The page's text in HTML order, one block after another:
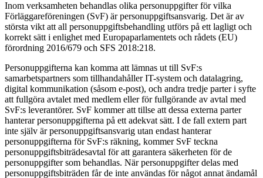
Inom verksamheten behandlas olika personuppgifter för vilka
Förläggareföreningen (SvF) är personuppgiftsansvarig. Det är av
största vikt att all personuppgiftsbehandling utförs på ett lagligt och
korrekt sätt i enlighet med Europaparlamentets och rådets (EU)
förordning 2016/679 och SFS 2018:218.
Personuppgifterna kan komma att lämnas ut till SvF:s
samarbetspartners som tillhandahåller IT-system och datalagring,
digital kommunikation (såsom e-post), och andra tredje parter i syfte
att fullgöra avtalet med medlem eller för fullgörande av avtal med
SvF:s leverantörer. SvF kommer att tillse att dessa externa parter
hanterar personuppgifterna på ett adekvat sätt. I de fall extern part
inte själv är personuppgiftsansvarig utan endast hanterar
personuppgifterna för SvF:s räkning, kommer SvF teckna
personuppgiftsbiträdesavtal för att garantera säkerheten för de
personuppgifter som behandlas. När personuppgifter delas med
personuppgiftsbiträden får de inte användas för något annat ändamål